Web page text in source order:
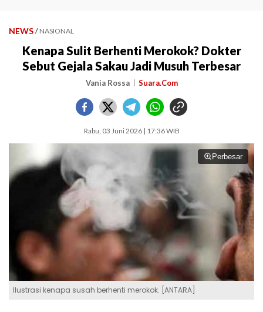
NEWS / NASIONAL
Kenapa Sulit Berhenti Merokok? Dokter
Sebut Gejala Sakau Jadi Musuh Terbesar
Vania Rossa Suara.Com
Rabu, 03 Juni 2026 | 17:36 WIB
Perbesar
Ilustrasi kenapa susah berhenti merokok. [ANTARA]